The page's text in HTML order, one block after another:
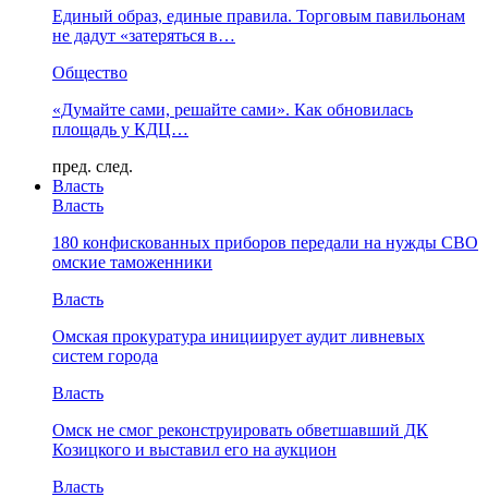
Единый образ, единые правила. Торговым павильонам
не дадут «затеряться в…
Общество
«Думайте сами, решайте сами». Как обновилась
площадь у КДЦ…
пред. след.
Власть
Власть
180 конфискованных приборов передали на нужды СВО
омские таможенники
Власть
Омская прокуратура инициирует аудит ливневых
систем города
Власть
Омск не смог реконструировать обветшавший ДК
Козицкого и выставил его на аукцион
Власть